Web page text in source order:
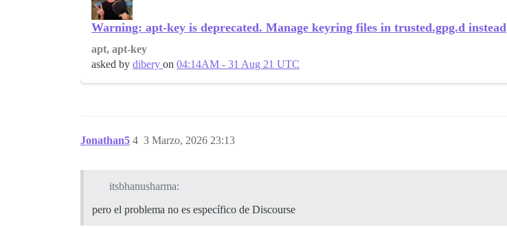
Warning: apt-key is deprecated. Manage keyring files in trusted.gpg.d instead
apt, apt-key
asked by dibery on 04:14AM - 31 Aug 21 UTC
Jonathan5 3 Marzo, 2026 23:13
4
itsbhanusharma:
pero el problema no es específico de Discourse